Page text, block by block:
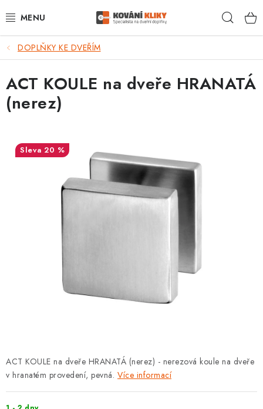
na
VÝPRODEJ - TOP AKCE
BLOG
UŽITEČNÉ RADY
VRÁCENÍ ZBOŽÍ
KLIKY - EASY LOCK
KOVÁNÍ A KLIKY
DOPLŇKY KE DVEŘÍM
ACT KOULE na dveře HRANATÁ (nerez) - nerezová koule na dveře
v hranatém provedení, pevná. Více informací
ACT KOULE na dveře HRANATÁ
(nerez)
20 %